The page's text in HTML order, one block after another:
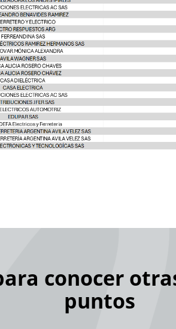
conocer
puntos